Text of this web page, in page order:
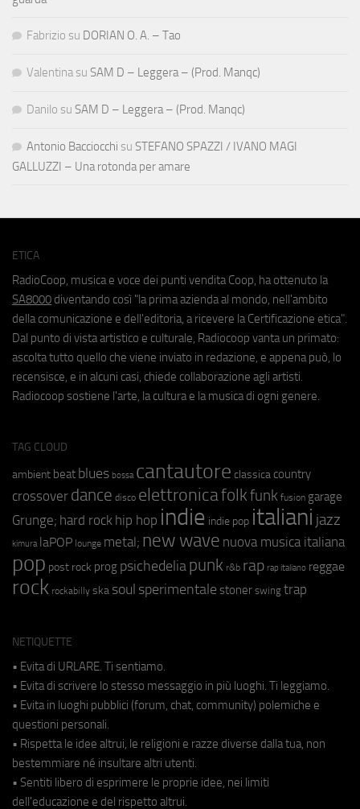
Fabrizio su DORIAN O. A. – Tao
Valentina su SAM D – Leggera – (Prod. Manqc)
Danilo su SAM D – Leggera – (Prod. Manqc)
Antonio Bacciocchi su STEFANO SPAZZI / IVANO MAGI
GALLUZZI – Una rotonda per amare
ETICA
RadioCoop, musica e voce dei punti vendita Coop, ha ottenuto la
SA8000 diventando così "la prima azienda al mondo, nell'ambito
della comunicazione e dell'editoria, a ricevere la Certificazione etica".
Dal punto di vista artistico e culturale, Radiocoop vanta un primato:
ascolta tutto quello che viene inviato in redazione, e appena può, lo
recensisce, e in alcuni casi, chiede collaborazione agli artisti.
Radiocoop sostiene l'arte, la cultura e la musica di ogni genere.
TAG CLOUD
ambient beat blues bossa cantautore classica country
crossover dance disco elettronicafolkfunk fusion garage
Grunge; hard rock hip hop indie indie pop italiani jazz
kimura laPOP lounge metal; new wave nuova musica italiana
pop post rock prog psichedeliapunk r&b rap rap italiano reggae
rock rockabilly ska soul sperimentale stoner swing trap
NETIQUETTE
• Evita di URLARE. Ti sentiamo.
• Evita di scrivere lo stesso messaggio in più luoghi. Ti leggiamo.
• Evita in luoghi pubblici (forum, chat, community) polemiche e
questioni personali.
• Rispetta le idee altrui, le religioni e razze diverse dalla tua, non
bestemmiare né insultare altri utenti.
• Sentiti libero di esprimere le proprie idee, nei limiti
dell'educazione e del rispetto altrui.